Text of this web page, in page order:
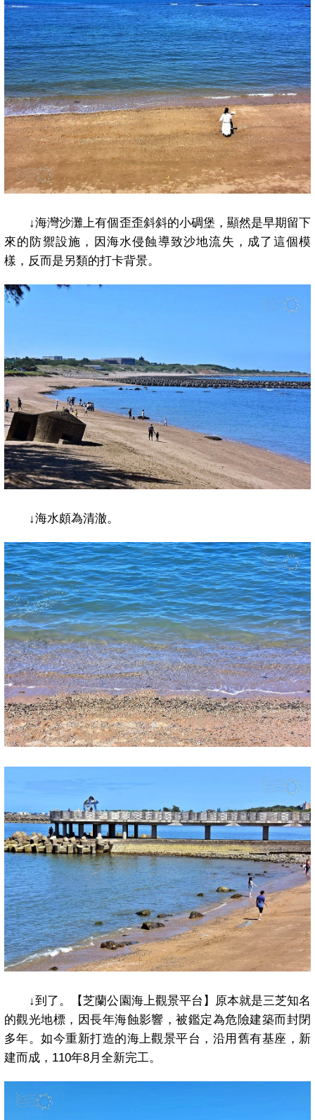
↓海灣沙灘上有個歪歪斜斜的小碉堡，顯然是早期留下
來的防禦設施，因海水侵蝕導致沙地流失，成了這個模
樣，反而是另類的打卡背景。
↓海水頗為清澈。
↓到了。【芝蘭公園海上觀景平台】原本就是三芝知名
的觀光地標，因長年海蝕影響，被鑑定為危險建築而封閉
多年。如今重新打造的海上觀景平台，沿用舊有基座，新
建而成， 110年8月全新完工。